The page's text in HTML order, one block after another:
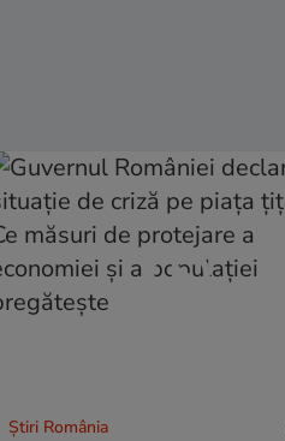
Știri România